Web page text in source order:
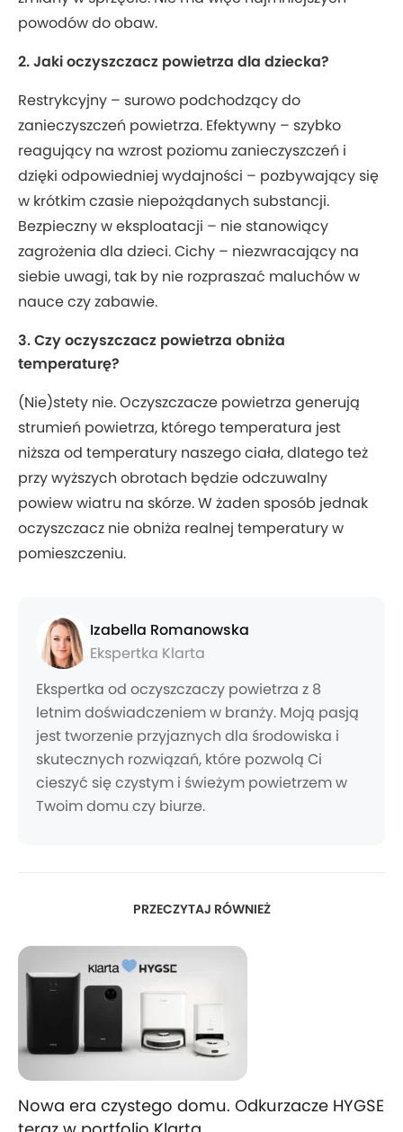
powodów do obaw.
2. Jaki oczyszczacz powietrza dla dziecka?
Restrykcyjny – surowo podchodzący do
zanieczyszczeń powietrza. Efektywny – szybko
reagujący na wzrost poziomu zanieczyszczeń i
dzięki odpowiedniej wydajności – pozbywający się
w krótkim czasie niepożądanych substancji.
Bezpieczny w eksploatacji – nie stanowiący
zagrożenia dla dzieci. Cichy – niezwracający na
siebie uwagi, tak by nie rozpraszać maluchów w
nauce czy zabawie.
3. Czy oczyszczacz powietrza obniża
temperaturę?
(Nie)stety nie. Oczyszczacze powietrza generują
strumień powietrza, którego temperatura jest
niższa od temperatury naszego ciała, dlatego też
przy wyższych obrotach będzie odczuwalny
powiew wiatru na skórze. W żaden sposób jednak
oczyszczacz nie obniża realnej temperatury w
pomieszczeniu.
Izabella Romanowska
Ekspertka Klarta
Ekspertka od oczyszczaczy powietrza z 8
letnim doświadczeniem w branży. Moją pasją
jest tworzenie przyjaznych dla środowiska i
skutecznych rozwiązań, które pozwolą Ci
cieszyć się czystym i świeżym powietrzem w
Twoim domu czy biurze.
PRZECZYTAJ RÓWNIEŻ
Nowa era czystego domu. Odkurzacze HYGSE